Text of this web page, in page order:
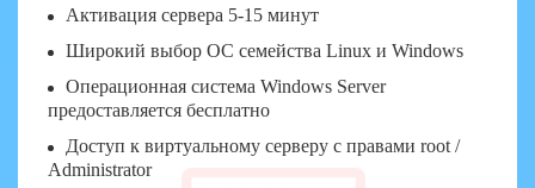
Активация сервера 5-15 минут
Широкий выбор ОС семейства Linux и Windows
Операционная система Windows Server
предоставляется бесплатно
Доступ к виртуальному серверу с правами root /
Administrator